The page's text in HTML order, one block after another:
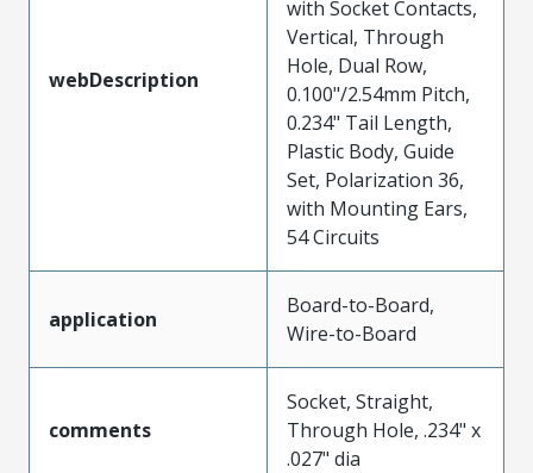
webDescription
with Socket Contacts,
Vertical, Through
Hole, Dual Row,
0.100"/2.54mm Pitch,
0.234" Tail Length,
Plastic Body, Guide
Set, Polarization 36,
with Mounting Ears,
54 Circuits
application
Board-to-Board,
Wire-to-Board
comments
Socket, Straight,
Through Hole, .234" x
.027" dia